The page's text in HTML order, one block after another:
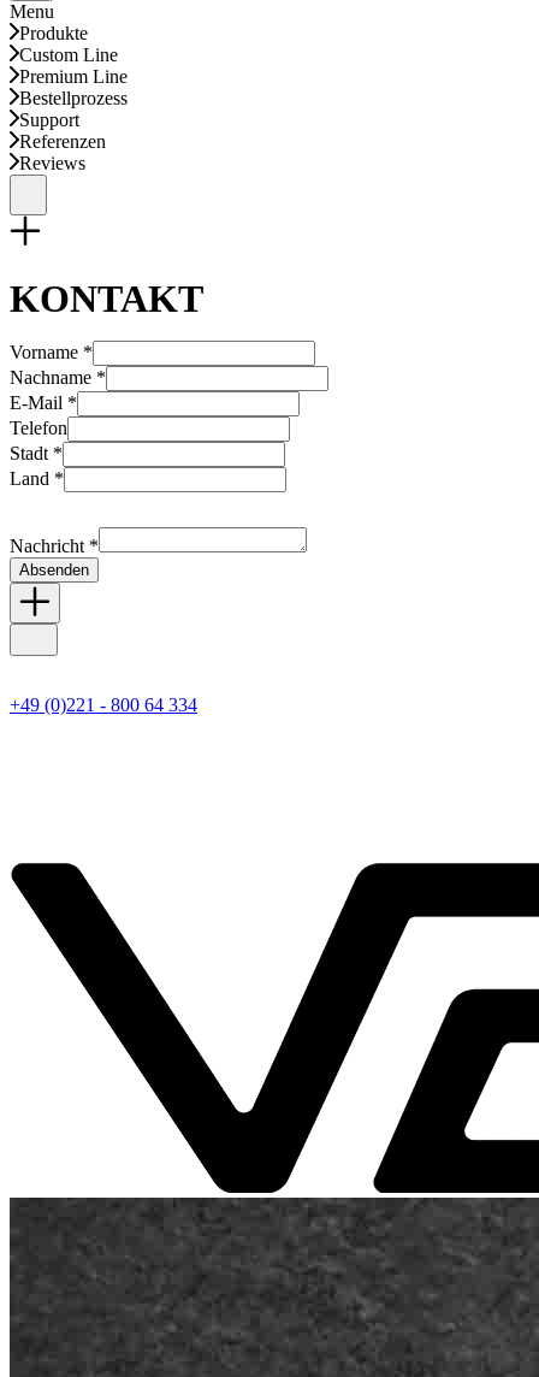
Menu
Produkte
Custom Line
Premium Line
Bestellprozess
Support
Referenzen
Reviews
KONTAKT
Vorname *
Nachname *
E-Mail *
Telefon
Stadt *
Land *
Nachricht *
Absenden
+49 (0)221 - 800 64 334